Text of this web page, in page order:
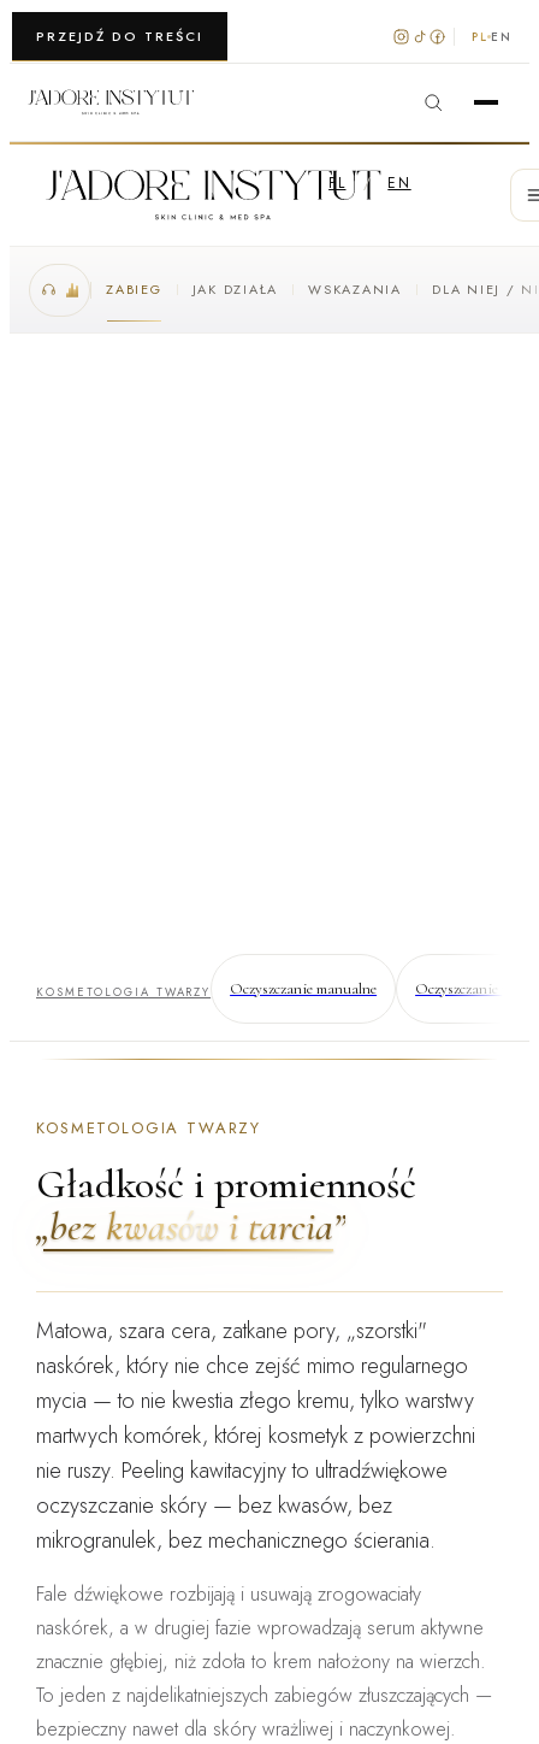
PRZEJDŹ DO TREŚCI
WARSZAWA · KRAKÓW PL EN
PL / EN
ZABIEG JAK DZIAŁA WSKAZANIA DLA NIEJ /
KOSMETOLOGIA TWARZY Oczyszczanie manualne Oczyszczanie
KOSMETOLOGIA TWARZY
Gładkość i promienność
„bez kwasów i tarcia”
Matowa, szara cera, zatkane pory, „szorstki"
naskórek, który nie chce zejść mimo regularnego
mycia — to nie kwestia złego kremu, tylko warstwy
martwych komórek, której kosmetyk z powierzchni
nie ruszy. Peeling kawitacyjny to ultradźwiękowe
oczyszczanie skóry — bez kwasów, bez
mikrogranulek, bez mechanicznego ścierania.
Fale dźwiękowe rozbijają i usuwają zrogowaciały
naskórek, a w drugiej fazie wprowadzają serum aktywne
znacznie głębiej, niż zdoła to krem nałożony na wierzch.
To jeden z najdelikatniejszych zabiegów złuszczających —
bezpieczny nawet dla skóry wrażliwej i naczynkowej.